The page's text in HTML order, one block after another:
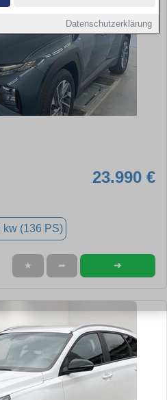
Datenschutzerklärung
23.990 €
kw (136 PS)
★ ➦ ➜